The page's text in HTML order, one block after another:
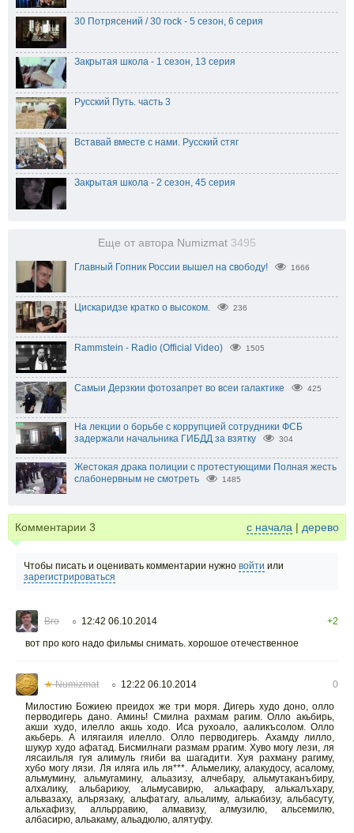
30 Потрясений / 30 rock - 5 сезон, 6 серия
Закрытая школа - 1 сезон, 13 серия
Русский Путь. часть 3
Вставай вместе с нами. Русский стяг
Закрытая школа - 2 сезон, 45 серия
Еще от автора Numizmat 3495
Главный Гопник России вышел на свободу! 1666
Цискаридзе кратко о высоком. 236
Rammstein - Radio (Official Video) 1505
Самыи Дерзкии фотозапрет во всеи галактике 425
На лекции о борьбе с коррупцией сотрудники ФСБ
задержали начальника ГИБДД за взятку
304
Жестокая драка полиции с протестующими Полная жесть
слабонервным не смотреть
1485
Комментарии 3 с начала | дерево
Чтобы писать и оценивать комментарии нужно войти или
зарегистрироваться
Вго ○ 12:42 06.10.2014
+2
вот про кого надо фильмы снимать. хорошое отечественное
★Numizmat ○ 12:22 06.10.2014
0
Милостию Божиею преидох же три моря. Дигерь худо доно, олло
перводигерь дано. Аминь! Смилна рахмам рагим. Олло акьбирь,
акши худо, илелло акшь ходо. Иса рухоало, ааликъсолом. Олло
акьберь. А илягаиля илелло. Олло перводигерь. Ахамду лилло,
шукур худо афатад. Бисмилнаги размам ррагим. Хуво могу лези, ля
лясаильля гуя алимуль гяиби ва шагадити. Хуя рахману рагиму,
хубо могу лязи. Ля иляга иль ля***. Альмелику, алакудосу, асалому,
альмумину, альмугамину, альазизу, алчебару, альмутаканъбиру,
алхалику, альбариюу, альмусавирю, алькафару, алькалъхару,
альвазаху, альрязаку, альфатагу, альалиму, алькабизу, альбасуту,
альхафизу, алльрравию, алмавизу, алмузилю, альсемилю,
албасирю, альакаму, альадюлю, алятуфу.